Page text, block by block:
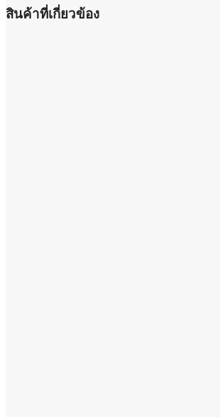
สินค้าที่เกี่ยวข้อง